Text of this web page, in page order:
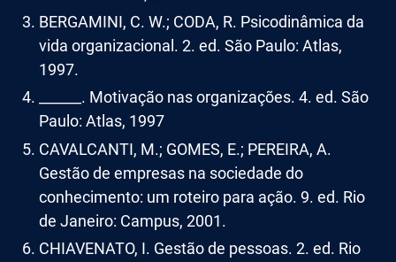
BERGAMINI, C. W.; CODA, R. Psicodinâmica da
vida organizacional. 2. ed. São Paulo: Atlas,
1997.
______. Motivação nas organizações. 4. ed. São
Paulo: Atlas, 1997
CAVALCANTI, M.; GOMES, E.; PEREIRA, A.
Gestão de empresas na sociedade do
conhecimento: um roteiro para ação. 9. ed. Rio
de Janeiro: Campus, 2001.
CHIAVENATO, I. Gestão de pessoas. 2. ed. Rio